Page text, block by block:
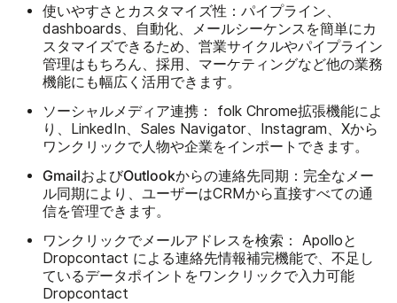
使いやすさとカスタマイズ性： パイプライン、
dashboards、自動化、メールシーケンスを簡単にカ
スタマイズできるため、営業サイクルやパイプライン
管理はもちろん、採用、マーケティングなど他の業務
機能にも幅広く活用できます。
ソーシャルメディア連携：
folk Chrome拡張機能によ
り、LinkedIn、Sales Navigator、Instagram、Xから
ワンクリックで人物や企業をインポートできます。
GmailおよびOutlookからの連絡先同期： 完全なメー
ル同期により、ユーザーはCRMから直接すべての通
信を管理できます。
ワンクリックでメールアドレスを検索：
Apolloと
Dropcontact による連絡先情報補完機能で、不足し
ているデータポイントをワンクリックで入力可能
Dropcontact